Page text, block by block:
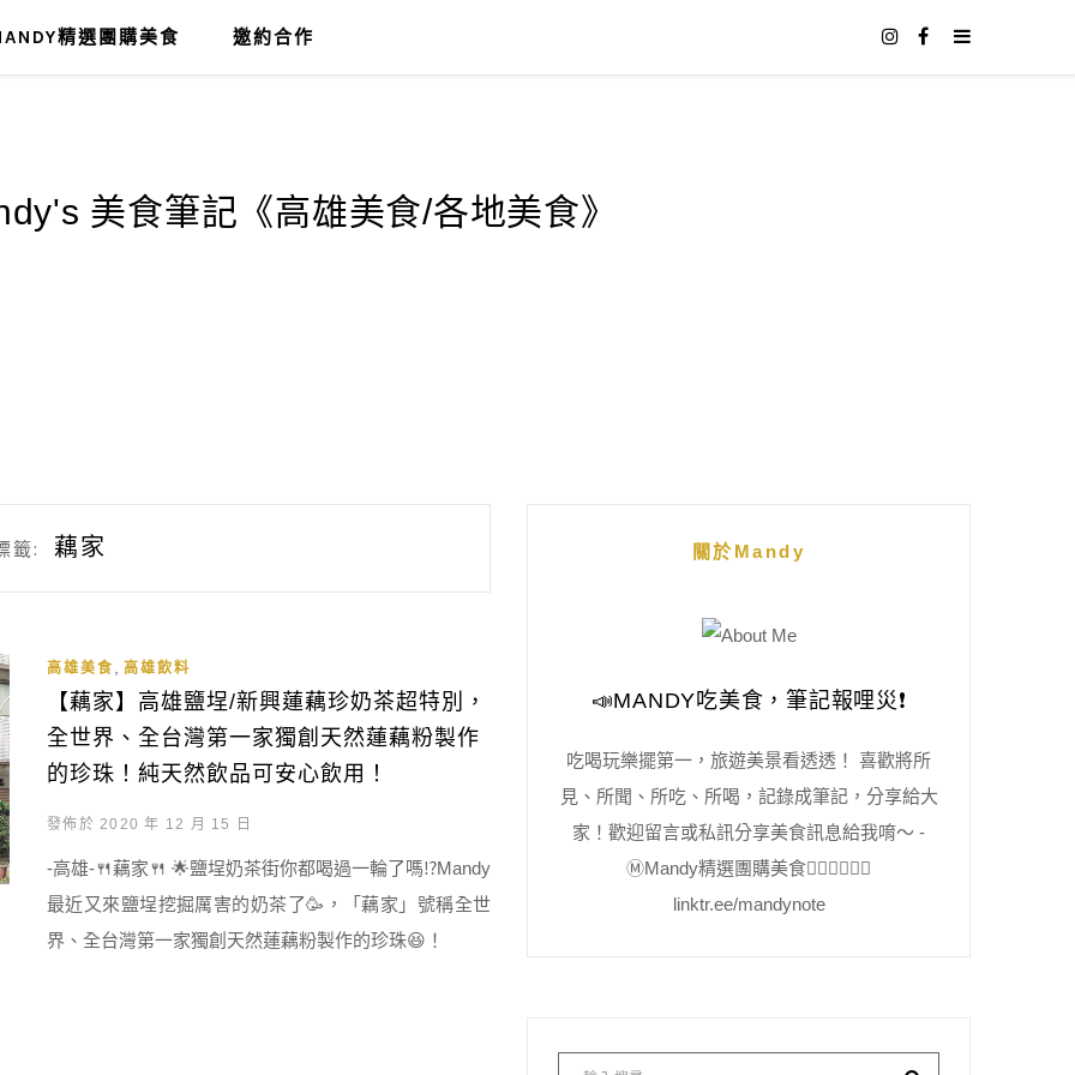
精選團購美食 邀約合作
籤: 藕家
高雄美食 高雄飲料
【藕家】高雄鹽埕/新興蓮藕珍奶茶超特別，
全世界、全台灣第一家獨創天然蓮藕粉製作
的珍珠！純天然飲品可安心飲用！
發佈於 2020 年 12 月 15 日
-高雄-🍴藕家🍴 🌟鹽埕奶茶街你都喝過一輪了嗎⁉️Mandy
最近又來鹽埕挖掘厲害的奶茶了🥳，「藕家」號稱全世
界、全台灣第一家獨創天然蓮藕粉製作的珍珠😆！
關於Mandy
📣MANDY吃美食，筆記報哩災❗️
吃喝玩樂擺第一，旅遊美景看透透！ 喜歡將所
見、所聞、所吃、所喝，記錄成筆記，分享給大
家！歡迎留言或私訊分享美食訊息給我唷～ -
Ⓜ️Mandy精選團購美食👇🏻👇🏻👇🏻
linktr.ee/mandynote